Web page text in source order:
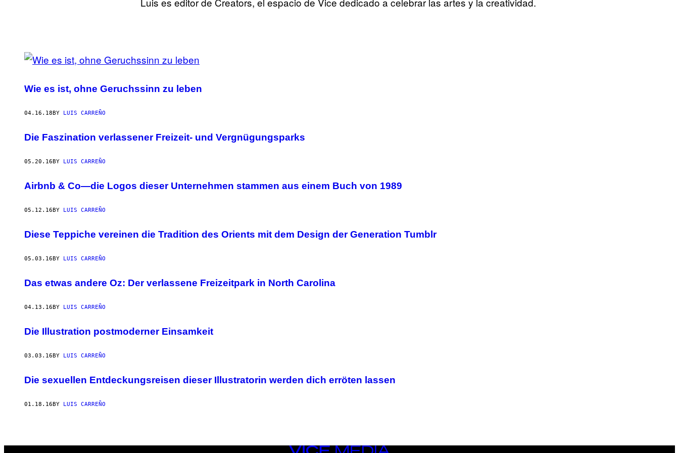
POSTS
THIS
AUTHOR
Wie es ist, ohne Geruchssinn zu leben
04.16.18 BY LUIS CARREÑO
Die Faszination verlassener Freizeit- und Vergnügungsparks
05.20.16 BY LUIS CARREÑO
Airbnb & Co—die Logos dieser Unternehmen stammen aus einem Buch von 1989
05.12.16 BY LUIS CARREÑO
Diese Teppiche vereinen die Tradition des Orients mit dem Design der Generation Tumblr
05.03.16 BY LUIS CARREÑO
Das etwas andere Oz: Der verlassene Freizeitpark in North Carolina
04.13.16 BY LUIS CARREÑO
Die Illustration postmoderner Einsamkeit
03.03.16 BY LUIS CARREÑO
Die sexuellen Entdeckungsreisen dieser Illustratorin werden dich erröten lassen
01.18.16 BY LUIS CARREÑO
VICE